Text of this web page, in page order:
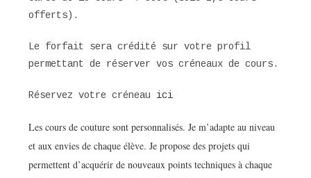
offerts).
Le forfait sera crédité sur votre profil
permettant de réserver vos créneaux de cours.
Réservez votre créneau ici
Les cours de couture sont personnalisés. Je m’adapte au niveau
et aux envies de chaque élève. Je propose des projets qui
permettent d’acquérir de nouveaux points techniques à chaque